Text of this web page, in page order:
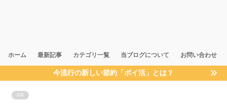
ホーム 最新記事 カテゴリ一覧 当ブログについて お問い合わせ
今流行の新しい節約「ポイ活」とは？
PR